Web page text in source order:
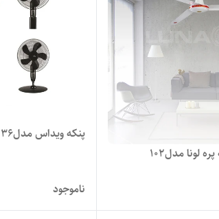
لونا مدل۱۰۲
پنکه ویداس مدلVI-8036
ناموجود